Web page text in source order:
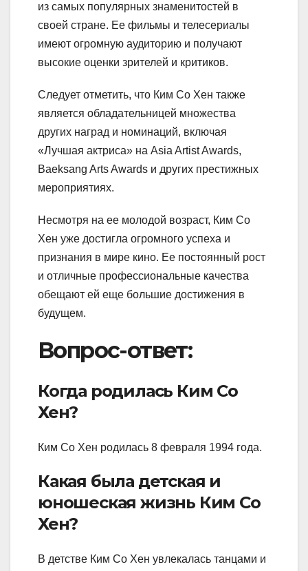
из самых популярных знаменитостей в
своей стране. Ее фильмы и телесериалы
имеют огромную аудиторию и получают
высокие оценки зрителей и критиков.
Следует отметить, что Ким Со Хен также
является обладательницей множества
других наград и номинаций, включая
«Лучшая актриса» на Asia Artist Awards,
Baeksang Arts Awards и других престижных
мероприятиях.
Несмотря на ее молодой возраст, Ким Со
Хен уже достигла огромного успеха и
признания в мире кино. Ее постоянный рост
и отличные профессиональные качества
обещают ей еще большие достижения в
будущем.
Вопрос-ответ:
Когда родилась Ким Со
Хен?
Ким Со Хен родилась 8 февраля 1994 года.
Какая была детская и
юношеская жизнь Ким Со
Хен?
В детстве Ким Со Хен увлекалась танцами и